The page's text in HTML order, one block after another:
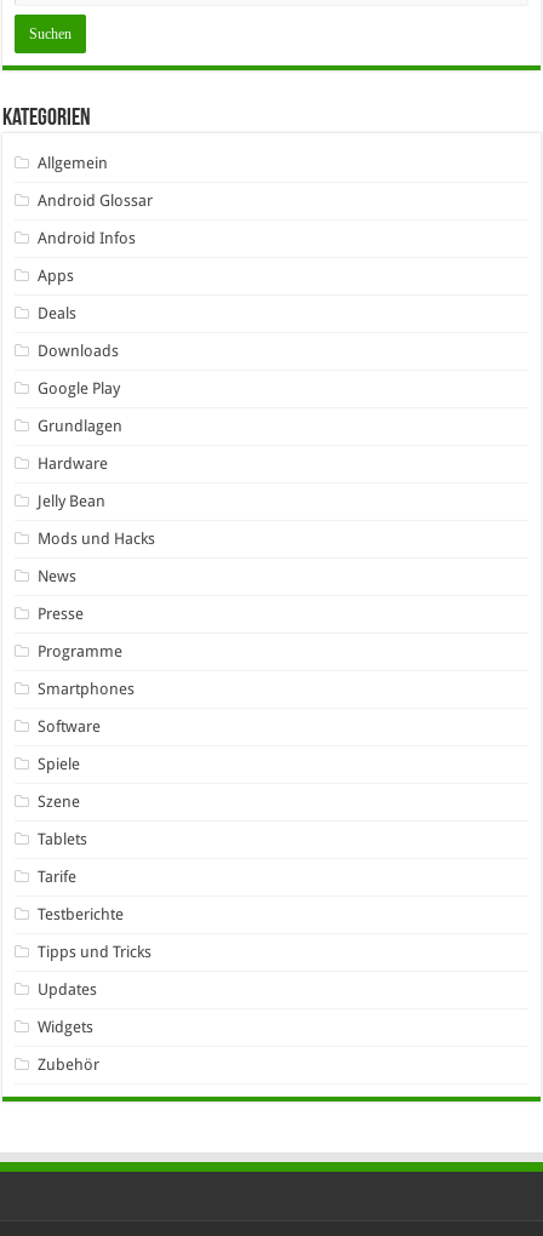
Kategorien
Allgemein
Android Glossar
Android Infos
Apps
Deals
Downloads
Google Play
Grundlagen
Hardware
Jelly Bean
Mods und Hacks
News
Presse
Programme
Smartphones
Software
Spiele
Szene
Tablets
Tarife
Testberichte
Tipps und Tricks
Updates
Widgets
Zubehör